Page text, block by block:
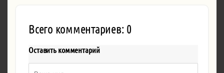
Всего комментариев: 0
Оставить комментарий